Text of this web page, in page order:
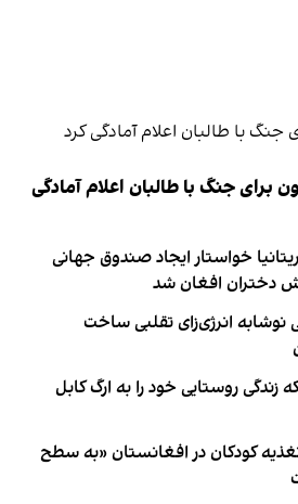
برای جنگ با طالبان اعلام آمادگی
خواستار ایجاد صندوق جهانی
دختران افغان شد
قوطی نوشابه انرژی‌زای تقلبی ساخت
زندگی روستایی خود را به ارگ کابل
کودکان در افغانستان «به سطح